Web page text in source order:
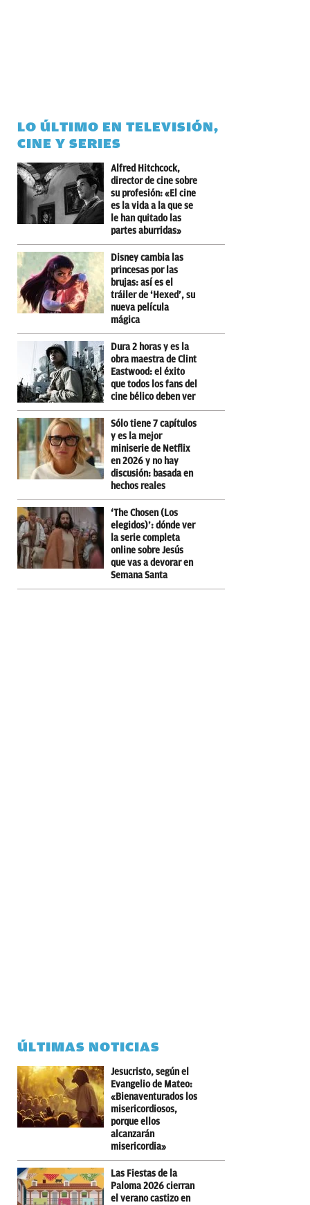
LO ÚLTIMO EN TELEVISIÓN,
CINE Y SERIES
Alfred Hitchcock,
director de cine sobre
su profesión: «El cine
es la vida a la que se
le han quitado las
partes aburridas»
Disney cambia las
princesas por las
brujas: así es el
tráiler de ‘Hexed’, su
nueva película
mágica
Dura 2 horas y es la
obra maestra de Clint
Eastwood: el éxito
que todos los fans del
cine bélico deben ver
Sólo tiene 7 capítulos
y es la mejor
miniserie de Netflix
en 2026 y no hay
discusión: basada en
hechos reales
‘The Chosen (Los
elegidos)’: dónde ver
la serie completa
online sobre Jesús
que vas a devorar en
Semana Santa
ÚLTIMAS NOTICIAS
Jesucristo, según el
Evangelio de Mateo:
«Bienaventurados los
misericordiosos,
porque ellos
alcanzarán
misericordia»
Las Fiestas de la
Paloma 2026 cierran
el verano castizo en